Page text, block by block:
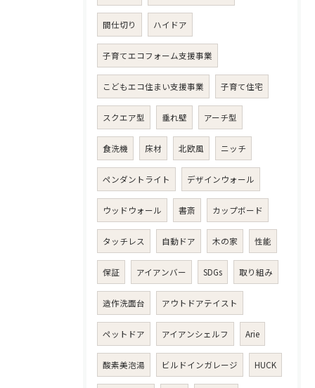
間仕切り ハイドア
子育てエコフォーム支援事業
こどもエコ住まい支援事業 子育て住宅
スクエア型 垂れ壁 アーチ型
食洗機 床材 北欧風 ニッチ
ペンダントライト デザインウォール
ウッドウォール 書斎 カップボード
タッチレス 自動ドア 木の家 性能
保証 アイアンバー SDGs 取り組み
造作洗面台 アウトドアテイスト
ペットドア アイアンシェルフ Arie
酸素美泡湯 ビルドインガレージ HUCK